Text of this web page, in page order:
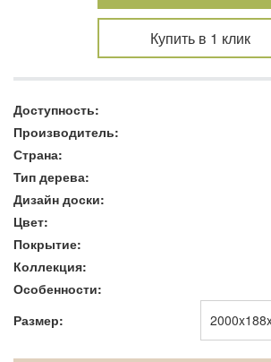
Купить в 1 клик
Доступность:
Производитель:
Страна:
Тип дерева:
Дизайн доски:
Цвет:
Покрытие:
Коллекция:
Особенности:
Размер: